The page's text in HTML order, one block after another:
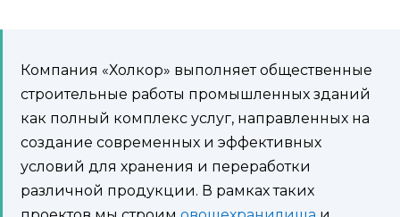
Компания «Холкор» выполняет общественные
строительные работы промышленных зданий
как полный комплекс услуг, направленных на
создание современных и эффективных
условий для хранения и переработки
различной продукции. В рамках таких